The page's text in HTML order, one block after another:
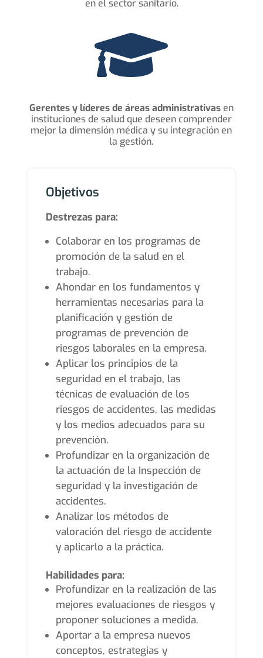
en el sector sanitario.

Gerentes y líderes de áreas administrativasen
instituciones de salud que deseen comprender
mejor la dimensión médica y su integración en
la gestión.
Objetivos
Destrezas para:
Colaborar en los programas de
promoción de la salud en el
trabajo.
Ahondar en los fundamentos y
herramientas necesarias para la
planificación y gestión de
programas de prevención de
riesgos laborales en la empresa.
Aplicar los principios de la
seguridad en el trabajo, las
técnicas de evaluación de los
riesgos de accidentes, las medidas
y los medios adecuados para su
prevención.
Profundizar en la organización de
la actuación de la Inspección de
seguridad y la investigación de
accidentes.
Analizar los métodos de
valoración del riesgo de accidente
y aplicarlo a la práctica.
Habilidades para:
Profundizar en la realización de las
mejores evaluaciones de riesgos y
proponer soluciones a medida.
Aportar a la empresa nuevos
conceptos, estrategias y